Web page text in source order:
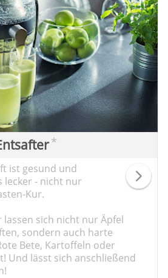
*
ist gesund und
lecker - nicht nur
Kur.
sich nicht nur Äpfel
sondern auch harte
Bete, Kartoffeln oder
Und lässt sich anschließend